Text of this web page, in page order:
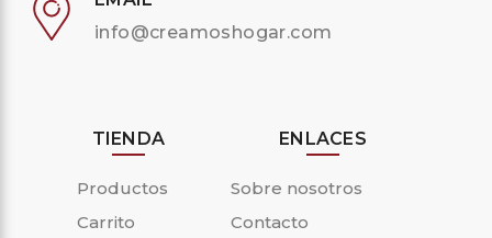
info@creamoshogar.com
TIENDA
Productos
Carrito
ENLACES
Sobre nosotros
Contacto